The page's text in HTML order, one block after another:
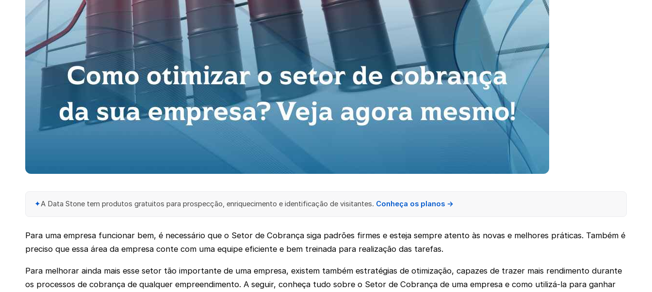
✦A Data Stone tem produtos gratuitos para prospecção, enriquecimento e identificação de visitantes. Conheça os planos →
Para uma empresa funcionar bem, é necessário que o Setor de Cobrança siga padrões firmes e esteja sempre atento às novas e melhores práticas. Também é
preciso que essa área da empresa conte com uma equipe eficiente e bem treinada para realização das tarefas.
Para melhorar ainda mais esse setor tão importante de uma empresa, existem também estratégias de otimização, capazes de trazer mais rendimento durante
os processos de cobrança de qualquer empreendimento. A seguir, conheça tudo sobre o Setor de Cobrança de uma empresa e como utilizá-la para ganhar